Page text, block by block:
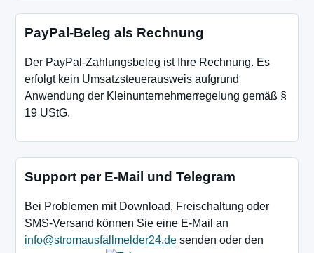
PayPal-Beleg als Rechnung
Der PayPal-Zahlungsbeleg ist Ihre Rechnung. Es
erfolgt kein Umsatzsteuerausweis aufgrund
Anwendung der Kleinunternehmerregelung gemäß §
19 UStG.
Support per E-Mail und Telegram
Bei Problemen mit Download, Freischaltung oder
SMS-Versand können Sie eine E-Mail an
info@stromausfallmelder24.de senden oder den